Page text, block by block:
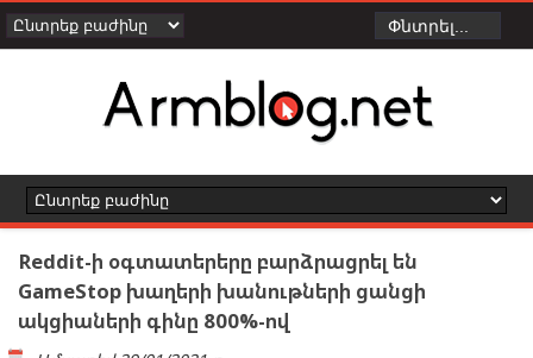
Reddit-ի օգտատերերը բարձրացրել են
GameStop խաղերի խանութների ցանցի
ակցիաների գինը 800%-ով